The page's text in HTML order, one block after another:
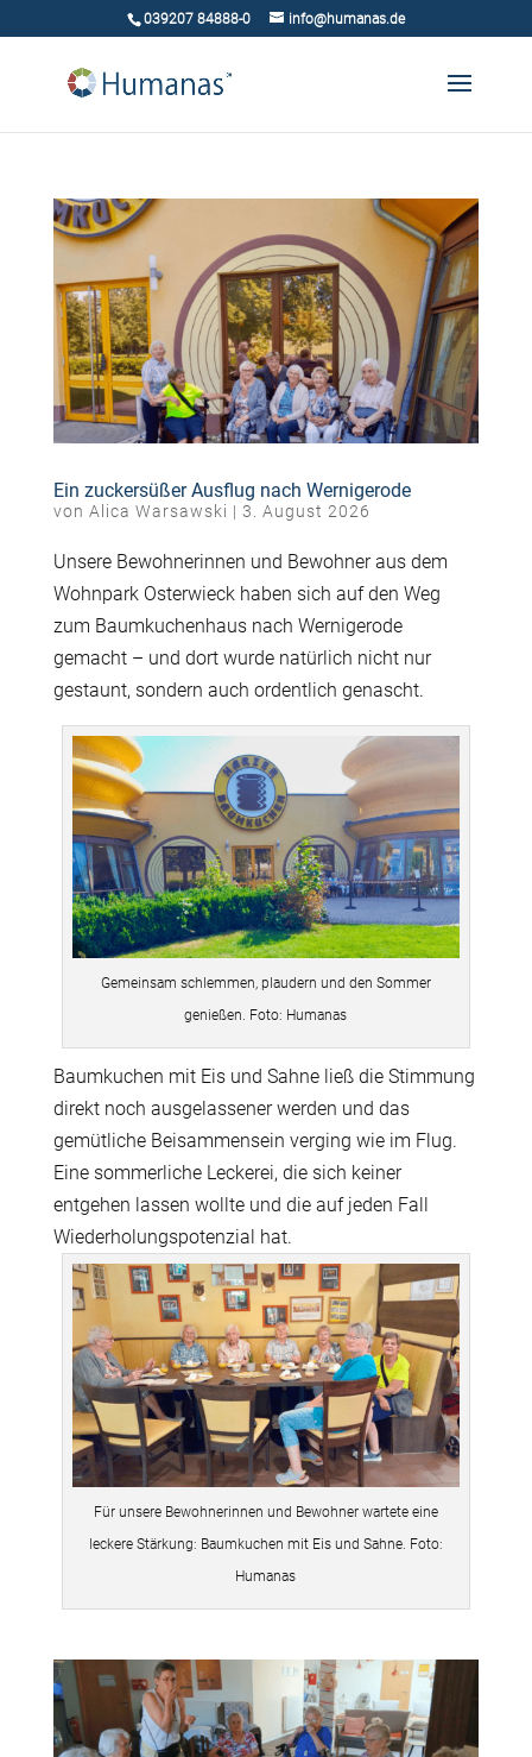
039207 84888-0 info@humanas.de
Ein zuckersüßer Ausflug nach Wernigerode
von Alica Warsawski | 3. August 2026
Unsere Bewohnerinnen und Bewohner aus dem
Wohnpark Osterwieck haben sich auf den Weg
zum Baumkuchenhaus nach Wernigerode
gemacht – und dort wurde natürlich nicht nur
gestaunt, sondern auch ordentlich genascht.
Gemeinsam schlemmen, plaudern und den Sommer
genießen. Foto: Humanas
Baumkuchen mit Eis und Sahne ließ die Stimmung
direkt noch ausgelassener werden und das
gemütliche Beisammensein verging wie im Flug.
Eine sommerliche Leckerei, die sich keiner
entgehen lassen wollte und die auf jeden Fall
Wiederholungspotenzial hat.
Für unsere Bewohnerinnen und Bewohner wartete eine
leckere Stärkung: Baumkuchen mit Eis und Sahne. Foto:
Humanas